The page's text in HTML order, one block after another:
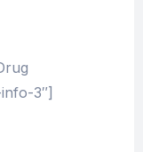
3″]